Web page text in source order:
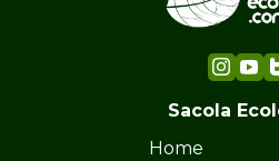
Sacola
Home